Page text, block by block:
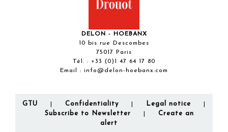
DELON - HOEBANX
10 bis rue Descombes
75017 Paris
Tél. : +33 (0)1 47 64 17 80
Email : info@delon-hoebanx.com
GTU Confidentiality Legal notice
Subscribe to Newsletter
Create an
alert